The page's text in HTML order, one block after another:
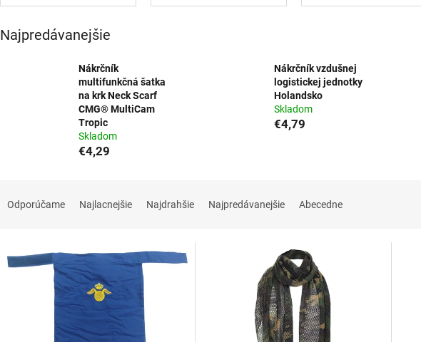
Najpredávanejšie
Nákrčník
multifunkčná šatka
na krk Neck Scarf
CMG® MultiCam
Tropic
Skladom
€4,29
Nákrčník vzdušnej
logistickej jednotky
Holandsko
Skladom
€4,79
Odporúčame Najlacnejšie Najdrahšie Najpredávanejšie Abecedne